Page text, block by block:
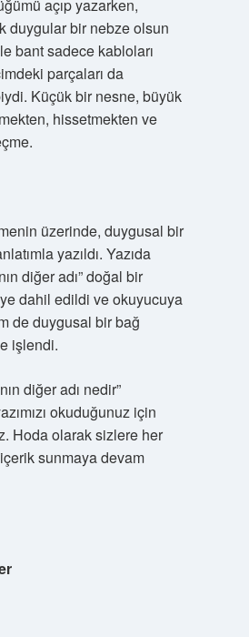
açıp yazarken,
duygular bir nebze olsun
bant sadece kabloları
parçaları da
Küçük bir nesne, büyük
hissetmekten ve
üzerinde, duygusal bir
yazıldı. Yazıda
diğer adı” doğal bir
dahil edildi ve okuyucuya
de duygusal bir bağ
işlendi.
diğer adı nedir”
okuduğunuz için
Hoda olarak sizlere her
sunmaya devam